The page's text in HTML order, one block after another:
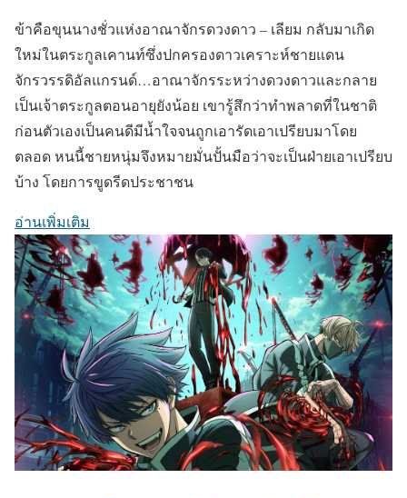
ข้าคือขุนนางชั่วแห่งอาณาจักรดวงดาว – เลียม กลับมาเกิด
ใหม่ในตระกูลเคานท์ซึ่งปกครองดาวเคราะห์ชายแดน
จักรวรรดิอัลแกรนด์…อาณาจักรระหว่างดวงดาวและกลาย
เป็นเจ้าตระกูลตอนอายุยังน้อย เขารู้สึกว่าทำพลาดที่ในชาติ
ก่อนตัวเองเป็นคนดีมีน้ำใจจนถูกเอารัดเอาเปรียบมาโดย
ตลอด หนนี้ชายหนุ่มจึงหมายมั่นปั้นมือว่าจะเป็นฝ่ายเอาเปรียบ
บ้าง โดยการขูดรีดประชาชน
อ่านเพิ่มเติม